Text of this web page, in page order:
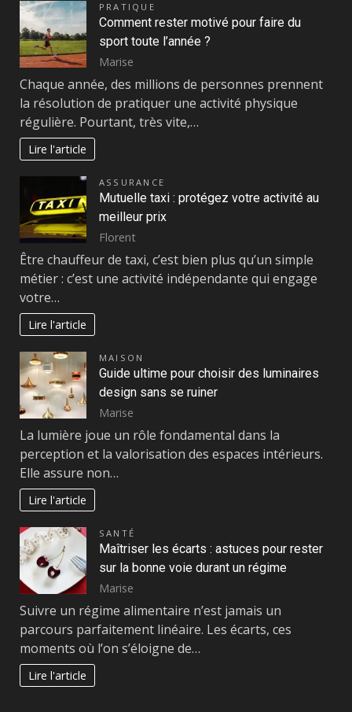
PRATIQUE
Comment rester motivé pour faire du
sport toute l’année ?
Marise
Chaque année, des millions de personnes prennent
la résolution de pratiquer une activité physique
régulière. Pourtant, très vite,…
Lire l'article
ASSURANCE
Mutuelle taxi : protégez votre activité au
meilleur prix
Florent
Être chauffeur de taxi, c’est bien plus qu’un simple
métier : c’est une activité indépendante qui engage
votre…
Lire l'article
MAISON
Guide ultime pour choisir des luminaires
design sans se ruiner
Marise
La lumière joue un rôle fondamental dans la
perception et la valorisation des espaces intérieurs.
Elle assure non…
Lire l'article
SANTÉ
Maîtriser les écarts : astuces pour rester
sur la bonne voie durant un régime
Marise
Suivre un régime alimentaire n’est jamais un
parcours parfaitement linéaire. Les écarts, ces
moments où l’on s’éloigne de…
Lire l'article